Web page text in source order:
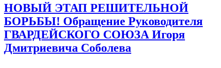
НОВЫЙ ЭТАП РЕШИТЕЛЬНОЙ
БОРЬБЫ! Обращение Руководителя
ГВАРДЕЙСКОГО СОЮЗА Игоря
Дмитриевича Соболева